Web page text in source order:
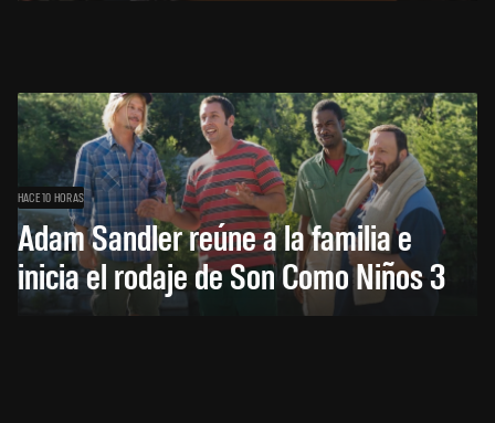
HACE 10 HORAS
Adam Sandler reúne a la familia e
inicia el rodaje de Son Como Niños 3